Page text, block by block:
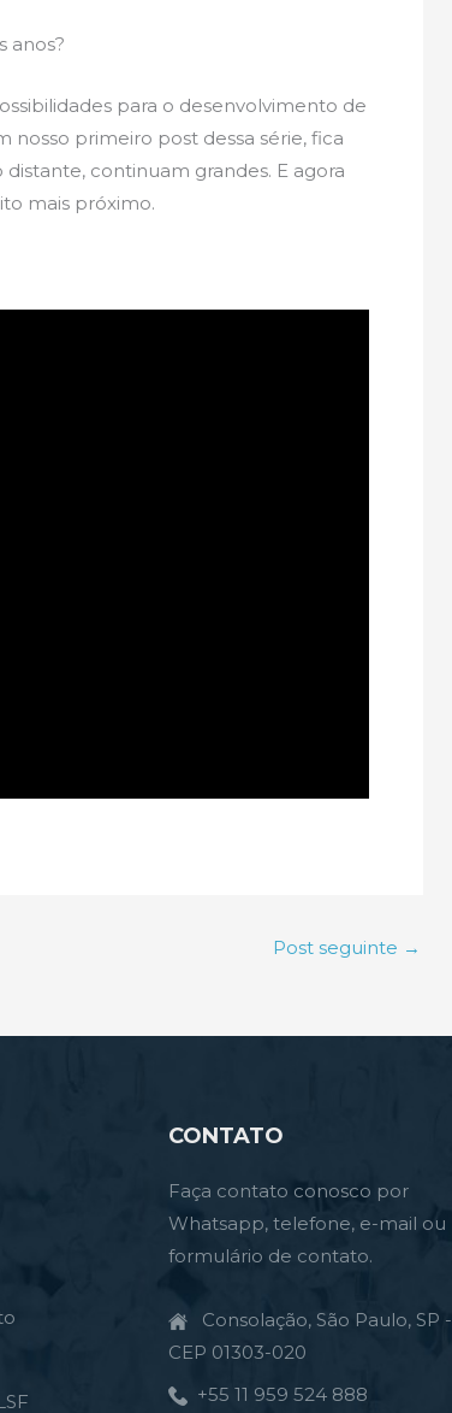
anos?
para o desenvolvimento de
primeiro post dessa série, fica
continuam grandes. E agora
mais próximo.
Post seguinte →
CONTATO
Faça contato conosco por
Whatsapp, telefone, e-mail ou
formulário de contato.
Consolação, São Paulo, SP -
CEP 01303-020
+55 11 959 524 888